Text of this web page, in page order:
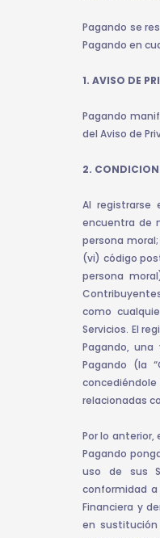
Pagando se
Pagando en
1. AVISO DE
Pagando
del Aviso de
2.
Al registrarse
encuentra de
persona
(vi) código
persona
como
Servicios. El
Pagando,
Pagando (la
relacionadas
Por lo
Pagando
uso de sus
conformidad
Financiera y
en